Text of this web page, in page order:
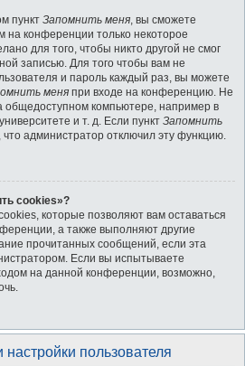
пункт Запомнить меня, вы сможете
на конференции только некоторое
для того, чтобы никто другой не смог
записью. Для того чтобы вам не
и пароль каждый раз, вы можете
меня при входе на конференцию. Не
общедоступном компьютере, например в
и т. д. Если пункт Запомнить
что администратор отключил эту функцию.
cookies»?
которые позволяют вам оставаться
а также выполняют другие
прочитанных сообщений, если эта
Если вы испытываете
на данной конференции, возможно,
пользователя